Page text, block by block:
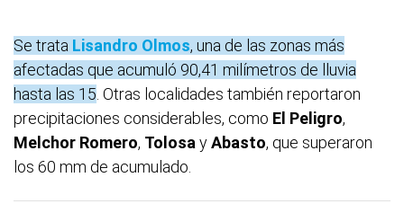
Se trata Lisandro Olmos, una de las zonas más
afectadas que acumuló 90,41 milímetros de lluvia
hasta las 15 . Otras localidades también reportaron
precipitaciones considerables, como El Peligro,
Melchor Romero, Tolosa yAbasto, que superaron
los 60 mm de acumulado.